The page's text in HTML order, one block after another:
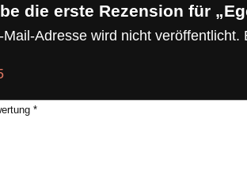
die erste Rezension für
Mail-Adresse wird nicht veröffentlicht.